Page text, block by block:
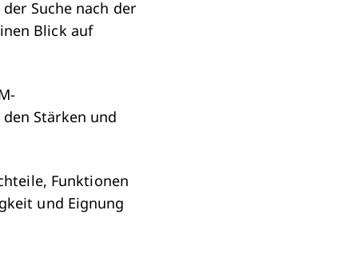
Suche nach der
Blick auf
Stärken und
Funktionen
und Eignung